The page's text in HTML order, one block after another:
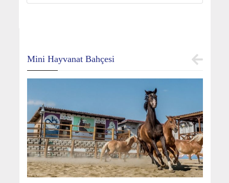
Mini Hayvanat Bahçesi